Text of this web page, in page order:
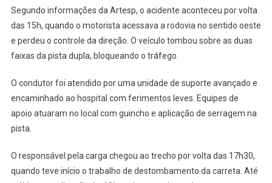
Segundo informações da Artesp, o acidente aconteceu por volta
das 15h, quando o motorista acessava a rodovia no sentido oeste
e perdeu o controle da direção. O veículo tombou sobre as duas
faixas da pista dupla, bloqueando o tráfego.
O condutor foi atendido por uma unidade de suporte avançado e
encaminhado ao hospital com ferimentos leves. Equipes de
apoio atuaram no local com guincho e aplicação de serragem na
pista.
O responsável pela carga chegou ao trecho por volta das 17h30,
quando teve início o trabalho de destombamento da carreta. Até